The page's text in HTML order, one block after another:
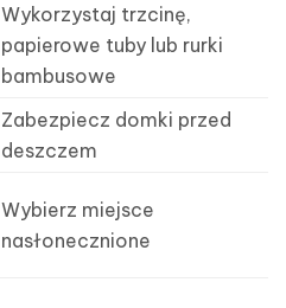
Wykorzystaj trzcinę,
papierowe tuby lub rurki
bambusowe
Zabezpiecz domki przed
deszczem
Wybierz miejsce
nasłonecznione